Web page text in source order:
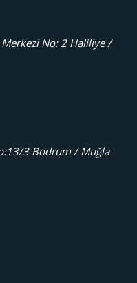
Merkezi No: 2 Haliliye /
3 Bodrum / Muğla